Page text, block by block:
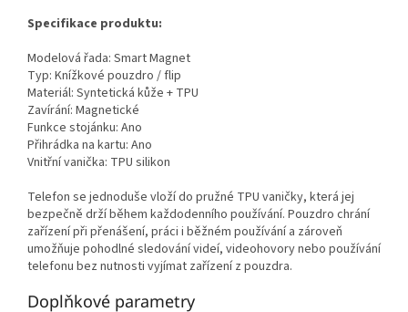
Specifikace produktu:
Modelová řada: Smart Magnet
Typ: Knížkové pouzdro / flip
Materiál: Syntetická kůže + TPU
Zavírání: Magnetické
Funkce stojánku: Ano
Přihrádka na kartu: Ano
Vnitřní vanička: TPU silikon
Telefon se jednoduše vloží do pružné TPU vaničky, která jej
bezpečně drží během každodenního používání. Pouzdro chrání
zařízení při přenášení, práci i běžném používání a zároveň
umožňuje pohodlné sledování videí, videohovory nebo používání
telefonu bez nutnosti vyjímat zařízení z pouzdra.
Doplňkové parametry